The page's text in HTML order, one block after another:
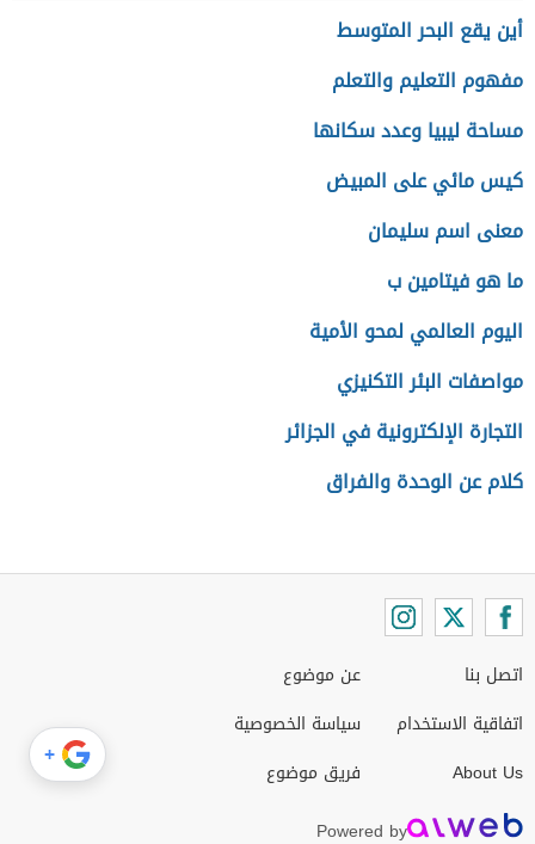
أين يقع البحر المتوسط
مفهوم التعليم والتعلم
مساحة ليبيا وعدد سكانها
كيس مائي على المبيض
معنى اسم سليمان
ما هو فيتامين ب
اليوم العالمي لمحو الأمية
مواصفات البئر التكنيزي
التجارة الإلكترونية في الجزائر
كلام عن الوحدة والفراق
اتصل بنا
اتفاقية الاستخدام
About Us
عن موضوع
سياسة الخصوصية
فريق موضوع
Powered by
+